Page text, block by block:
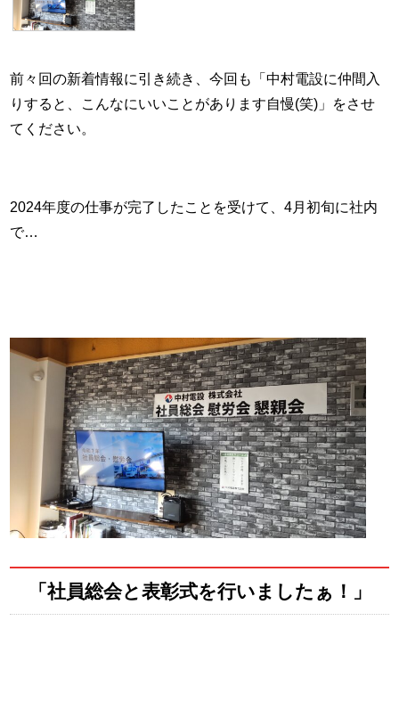
前々回の新着情報に引き続き、今回も「中村電設に仲間入
りすると、こんなにいいことがあります自慢(笑)」をさせ
てください。
2024年度の仕事が完了したことを受けて、4月初旬に社内
で…
「社員総会と表彰式を行いましたぁ！」